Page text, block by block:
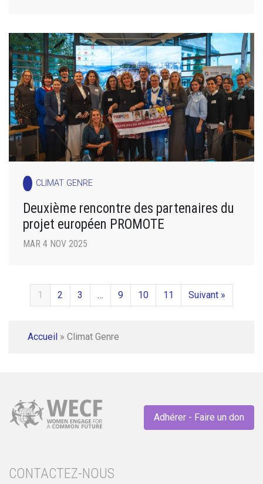
CLIMAT GENRE
Deuxième rencontre des partenaires du
projet européen PROMOTE
MAR 4 NOV 2025
1 2 3 … 9 10 11 Suivant »
Accueil » Climat Genre
Adhérer - Faire un don
CONTACTEZ-NOUS